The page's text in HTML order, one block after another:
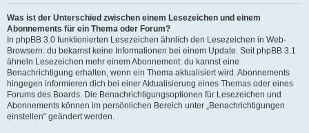
Was ist der Unterschied zwischen einem Lesezeichen und einem
Abonnements für ein Thema oder Forum?
In phpBB 3.0 funktionierten Lesezeichen ähnlich den Lesezeichen in Web-
Browsern: du bekamst keine Informationen bei einem Update. Seit phpBB 3.1
ähneln Lesezeichen mehr einem Abonnement: du kannst eine
Benachrichtigung erhalten, wenn ein Thema aktualisiert wird. Abonnements
hingegen informieren dich bei einer Aktualisierung eines Themas oder eines
Forums des Boards. Die Benachrichtigungsoptionen für Lesezeichen und
Abonnements können im persönlichen Bereich unter „Benachrichtigungen
einstellen“ geändert werden.